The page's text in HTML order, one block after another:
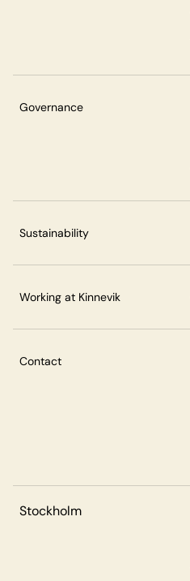
Governance
Sustainability
Working at Kinnevik
Contact
Stockholm